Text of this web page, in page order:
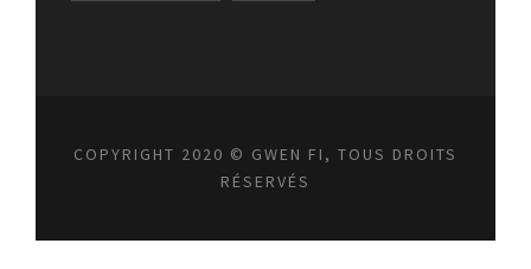
COPYRIGHT 2020 © GWEN FI, TOUS DROITS
RÉSERVÉS